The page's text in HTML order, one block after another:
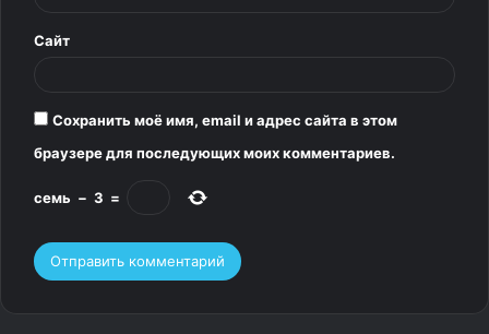
*
Сайт
Сохранить моё имя, email и адрес сайта в этом
браузере для последующих моих комментариев.
семь − 3 =